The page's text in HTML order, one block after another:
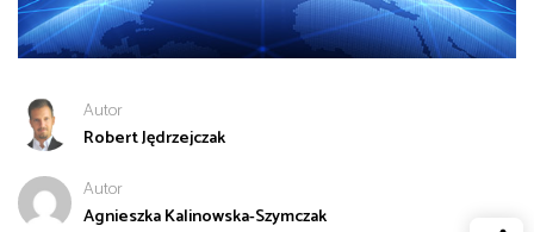
od
Biznes
Autor
Robert Jędrzejczak
Autor
Agnieszka Kalinowska-Szymczak